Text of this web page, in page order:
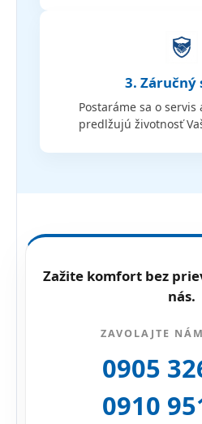
3. Záručný
Postaráme sa o
predlžujú životnosť
Zažite komfort bez
nás.
ZAVOLAJTE
0905
0910